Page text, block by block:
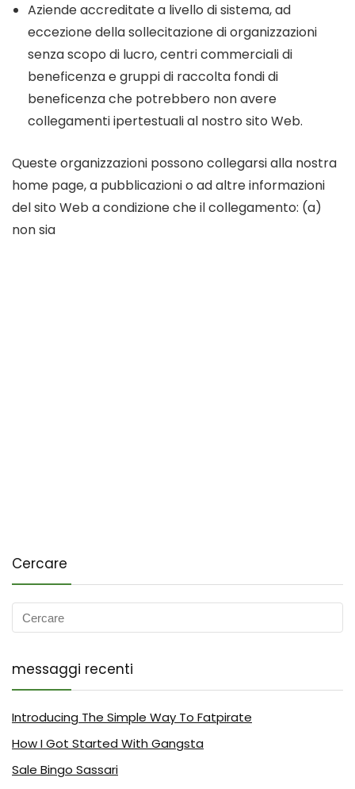
Aziende accreditate a livello di sistema, ad
eccezione della sollecitazione di organizzazioni
senza scopo di lucro, centri commerciali di
beneficenza e gruppi di raccolta fondi di
beneficenza che potrebbero non avere
collegamenti ipertestuali al nostro sito Web.
Queste organizzazioni possono collegarsi alla nostra
home page, a pubblicazioni o ad altre informazioni
del sito Web a condizione che il collegamento: (a)
non sia
Cercare
messaggi recenti
Introducing The Simple Way To Fatpirate
How I Got Started With Gangsta
Sale Bingo Sassari